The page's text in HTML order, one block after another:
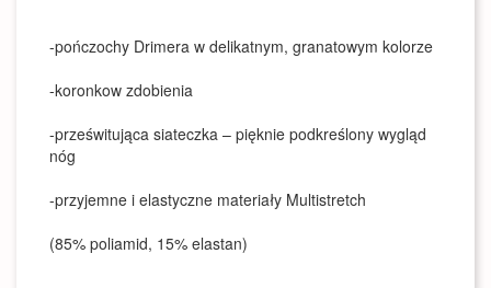
-pończochy Drimera w delikatnym, granatowym kolorze
-koronkow zdobienia
-prześwitująca siateczka – pięknie podkreślony wygląd
nóg
-przyjemne i elastyczne materiały Multistretch
(85% poliamid, 15% elastan)